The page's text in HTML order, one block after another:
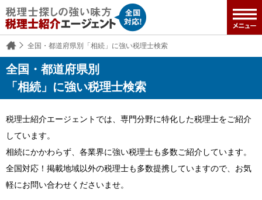
全国・都道府県別「相続」に強い税理士検索
全国・都道府県別
「相続」に強い税理士検索
税理士紹介エージェントでは、専門分野に特化した税理士をご紹介
しています。
相続にかかわらず、各業界に強い税理士も多数ご紹介しています。
全国対応！掲載地域以外の税理士も多数提携していますので、お気
軽にお問い合わせくださいませ。